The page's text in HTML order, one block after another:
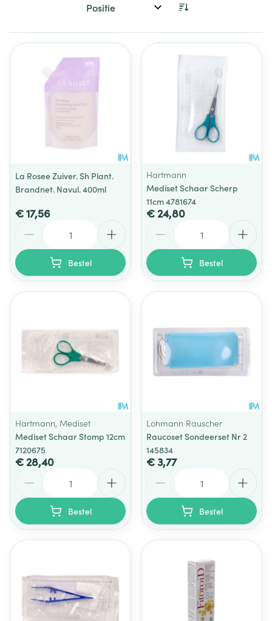
Sorteer op:
La Rosee Zuiver. Sh Plant.
Brandnet. Navul. 400ml
€ 17,56
Bestel
Hartmann
Mediset Schaar Scherp
11cm 4781674
€ 24,80
Bestel
Hartmann, Mediset
Mediset Schaar Stomp 12cm
7120675
€ 28,40
Bestel
Lohmann Rauscher
Raucoset Sondeerset Nr 2
145834
€ 3,77
Bestel